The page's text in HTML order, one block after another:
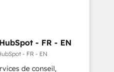
pipeline with inbound,
with UX, messaging,
- FR - EN
- FR - EN
de conseil,